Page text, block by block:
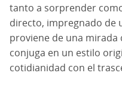
tanto a sorprender
directo, impregnado de
proviene de una mirada
conjuga en un estilo
cotidianidad con el